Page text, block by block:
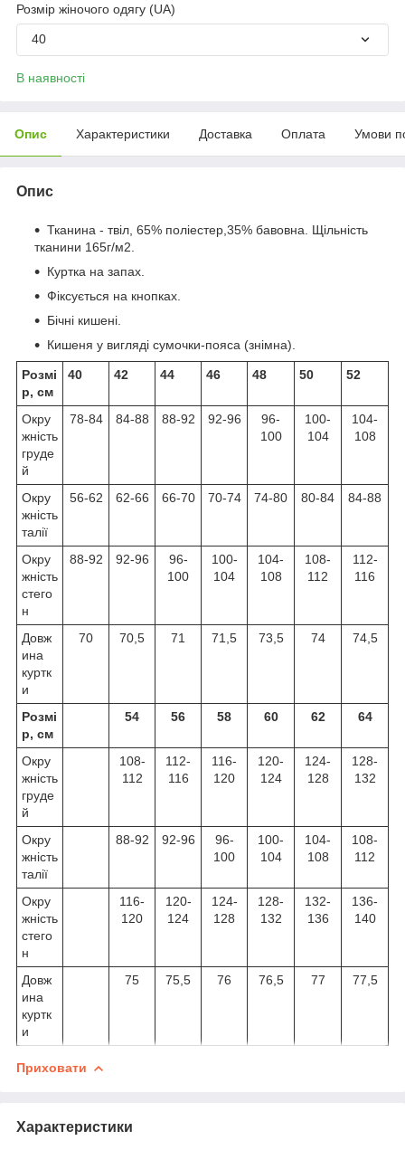
Розмір жіночого одягу (UA)
40
В наявності
Опис Характеристики Доставка Оплата Умови
Опис
Тканина - твіл, 65% поліестер,35% бавовна. Щільність
тканини 165г/м2.
Куртка на запах.
Фіксується на кнопках.
Бічні кишені.
Кишеня у вигляді сумочки-пояса (знімна).
Розмі
р, см
40 42 44 46 48 50 52
Окру
жність
груде
й
78-84 84-88 88-92 92-96
96-
100
100-
104
104-
108
Окру
жність
талії
56-62 62-66 66-70 70-74 74-80 80-84 84-88
Окру
жність
стего
н
88-92 92-96
96-
100
100-
104
104-
108
108-
112
112-
116
Довж
ина
куртк
и
70 70,5 71 71,5 73,5 74 74,5
Розмі
р, см
54 56 58 60 62 64
Окру
жність
груде
й
108-
112
112-
116
116-
120
120-
124
124-
128
128-
132
Окру
жність
талії
88-92 92-96
96-
100
100-
104
104-
108
108-
112
Окру
жність
стего
н
116-
120
120-
124
124-
128
128-
132
132-
136
136-
140
Довж
ина
куртк
и
75 75,5 76 76,5 77 77,5
Приховати
Характеристики